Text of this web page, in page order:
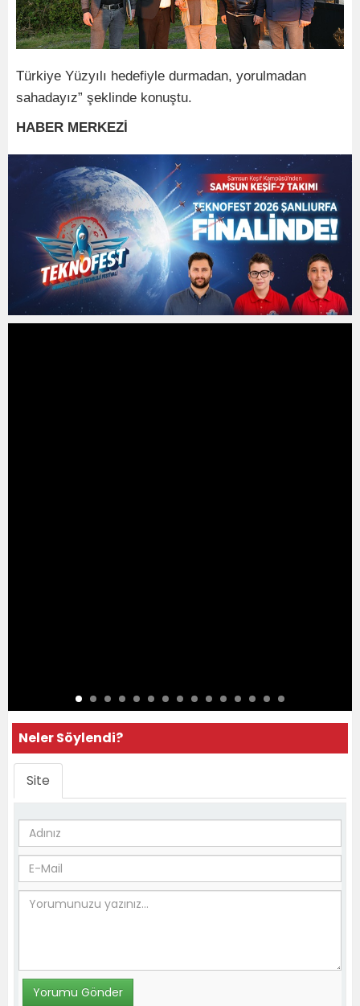
Türkiye Yüzyılı hedefiyle durmadan, yorulmadan
sahadayız” şeklinde konuştu.
HABER MERKEZİ
Neler Söylendi?
Site